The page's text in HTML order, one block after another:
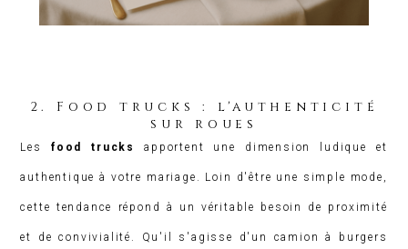
2. Food trucks : l'authenticité
sur roues
Les food trucks apportent une dimension ludique et
authentique à votre mariage. Loin d'être une simple mode,
cette tendance répond à un véritable besoin de proximité
et de convivialité. Qu'il s'agisse d'un camion à burgers